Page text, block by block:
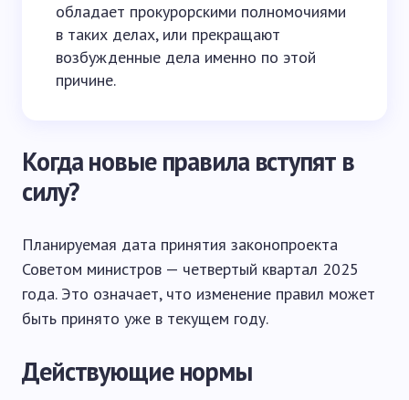
обладает прокурорскими полномочиями
в таких делах, или прекращают
возбужденные дела именно по этой
причине.
Когда новые правила вступят в
силу?
Планируемая дата принятия законопроекта
Советом министров — четвертый квартал 2025
года. Это означает, что изменение правил может
быть принято уже в текущем году.
Действующие нормы